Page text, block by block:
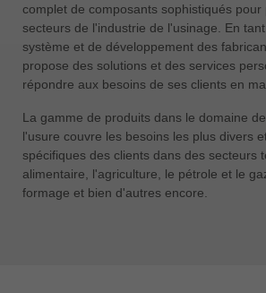
complet de composants sophistiqués pour
secteurs de l'industrie de l'usinage. En
système et de développement des
propose des solutions et des services
répondre aux besoins de ses clients en
La gamme de produits dans le domaine
l'usure couvre les besoins les plus divers
spécifiques des clients dans des secteurs
alimentaire, l'agriculture, le pétrole et le
formage et bien d'autres encore.